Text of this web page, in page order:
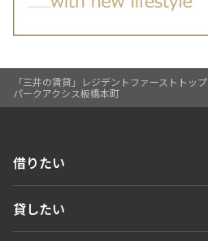
「三井の賃貸」レジデントファーストトップ
パークアクシス板橋本町
借りたい
人気エリアから探す
貸したい